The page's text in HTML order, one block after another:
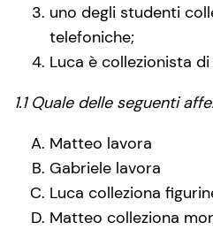
uno degli studenti
telefoniche;
Luca è collezionista
1.1 Quale delle seguenti
Matteo lavora
Gabriele lavora
Luca colleziona
Matteo colleziona